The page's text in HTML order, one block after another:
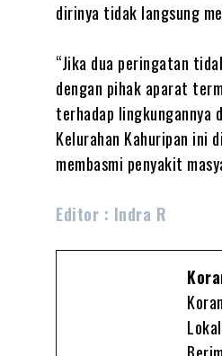
dirinya tidak langsung
“Jika dua peringatan
dengan pihak aparat
terhadap lingkungannya
Kelurahan Kahuripan ini
membasmi penyakit
Editor : Indra R